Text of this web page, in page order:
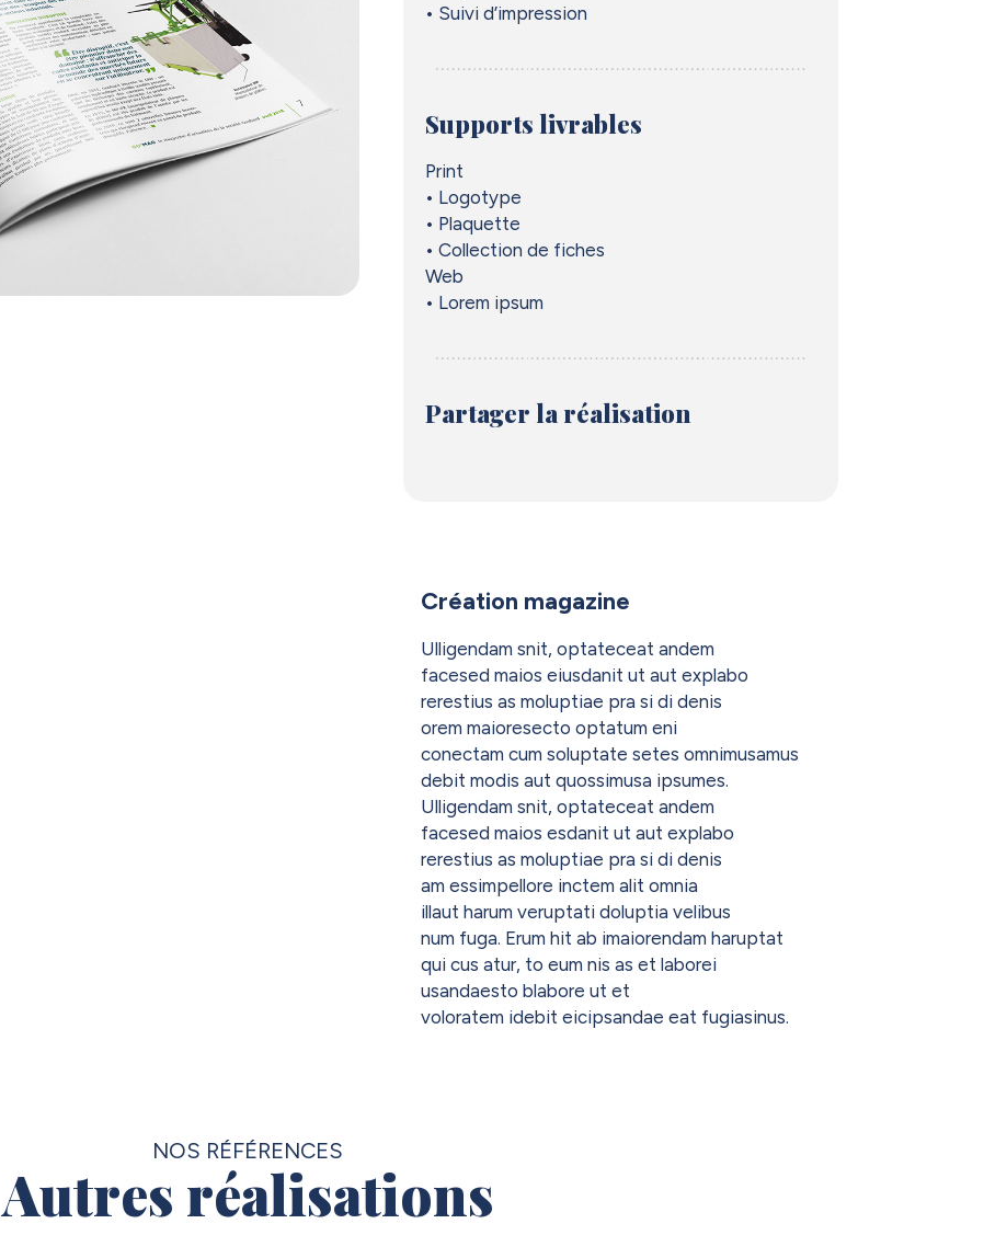
• Suivi d’impression
Supports livrables
Print
• Logotype
• Plaquette
• Collection de fiches
Web
• Lorem ipsum
Partager la réalisation
Création magazine
Ulligendam snit, optateceat andem
facesed maios eiusdanit ut aut explabo
rerestius as moluptiae pra si di denis
orem maioresecto optatum eni
conectam cum soluptate setes omnimusamus
debit modis aut quossimusa ipsumes.
Ulligendam snit, optateceat andem
facesed maios esdanit ut aut explabo
rerestius as moluptiae pra si di denis
am essimpellore inctem alit omnia
illaut harum veruptati doluptia velibus
num fuga. Erum hit ab imaiorendam haruptat
qui cus atur, to eum nis as et laborei
usandaesto blabore ut et
voloratem idebit eicipsandae eat fugiasinus.
NOS RÉFÉRENCES
Autres réalisations